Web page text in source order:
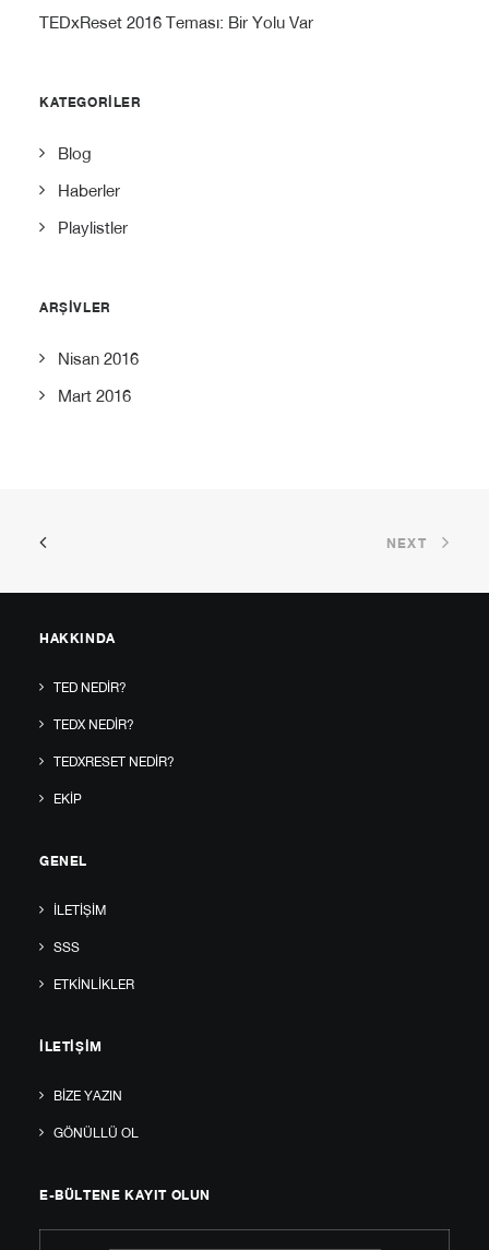
TEDxReset 2016 Teması: Bir Yolu Var
KATEGORILER
Blog
Haberler
Playlistler
ARŞIVLER
Nisan 2016
Mart 2016
NEXT
HAKKINDA
TED NEDIR?
TEDX NEDIR?
TEDXRESET NEDIR?
EKIP
GENEL
İLETIŞIM
SSS
ETKINLIKLER
İLETIŞIM
BIZE YAZIN
GÖNÜLLÜ OL
E-BÜLTENE KAYIT OLUN